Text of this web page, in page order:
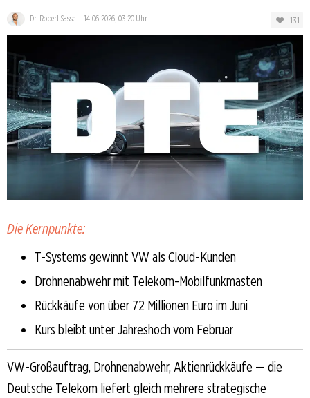
Dr. Robert Sasse— 14.06.2026, 03:20 Uhr 131
Die Kernpunkte:
T-Systems gewinnt VW als Cloud-Kunden
Drohnenabwehr mit Telekom-Mobilfunkmasten
Rückkäufe von über 72 Millionen Euro im Juni
Kurs bleibt unter Jahreshoch vom Februar
VW-Großauftrag, Drohnenabwehr, Aktienrückkäufe — die
Deutsche Telekom liefert gleich mehrere strategische